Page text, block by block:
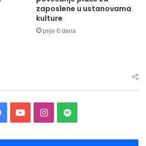
zaposlene u ustanovama
kulture
prije 6 dana
Facebook
YouTubeInstagram
Spotify